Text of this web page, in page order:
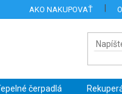
AKO NAKUPOVAŤ
čerpadlá